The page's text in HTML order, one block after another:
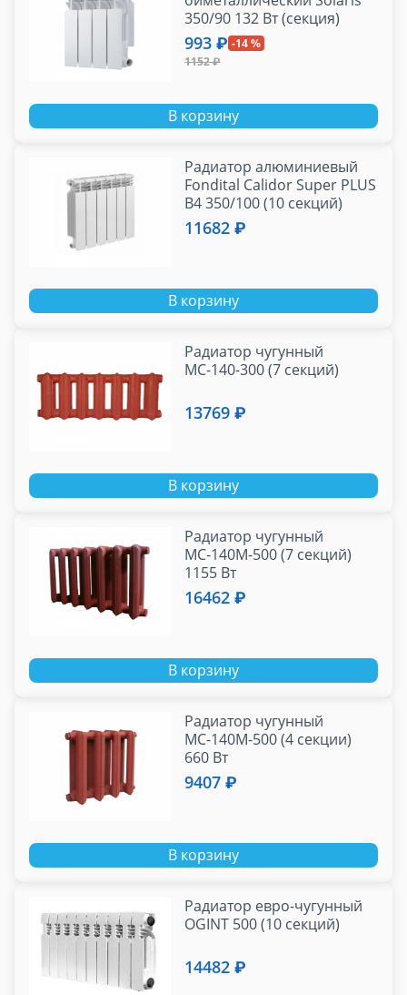
350/90 132 Вт (секция)
993 ₽ -14 %
1152 ₽
В корзину
Радиатор алюминиевый
Fondital Calidor Super PLUS
B4 350/100 (10 секций)
1460 Вт
11682 ₽
В корзину
Радиатор чугунный
МС-140-300 (7 секций)
13769 ₽
В корзину
Радиатор чугунный
МС-140М-500 (7 секций)
1155 Вт
16462 ₽
В корзину
Радиатор чугунный
МС-140М-500 (4 секции)
660 Вт
9407 ₽
В корзину
Радиатор евро-чугунный
OGINT 500 (10 секций)
14482 ₽